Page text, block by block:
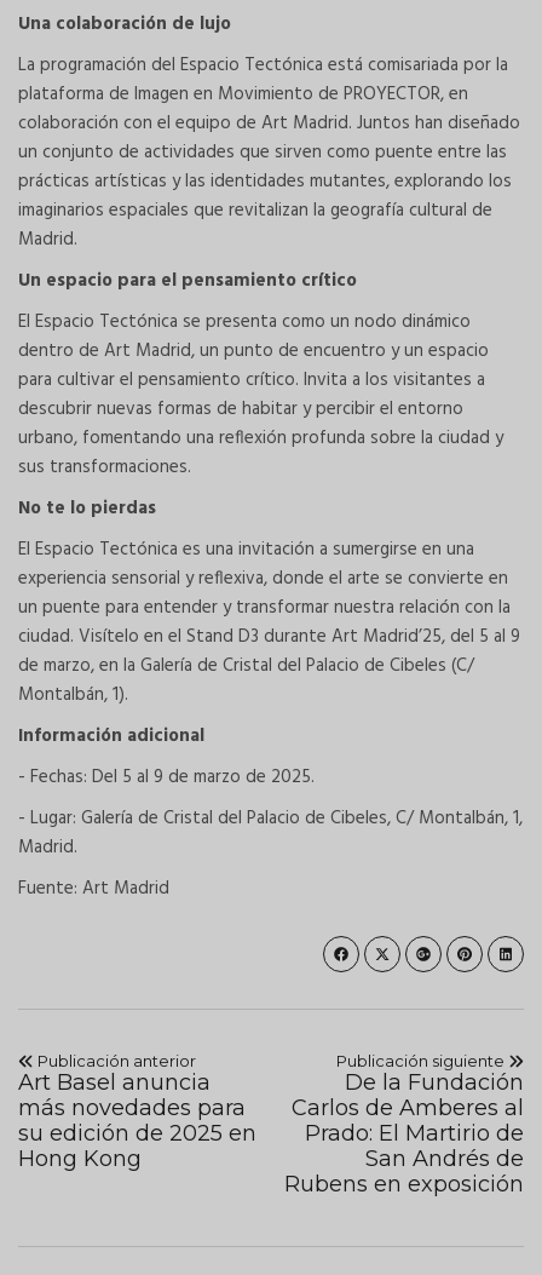
Una colaboración de lujo
La programación del Espacio Tectónica está comisariada por la
plataforma de Imagen en Movimiento de PROYECTOR, en
colaboración con el equipo de Art Madrid. Juntos han diseñado
un conjunto de actividades que sirven como puente entre las
prácticas artísticas y las identidades mutantes, explorando los
imaginarios espaciales que revitalizan la geografía cultural de
Madrid.
Un espacio para el pensamiento crítico
El Espacio Tectónica se presenta como un nodo dinámico
dentro de Art Madrid, un punto de encuentro y un espacio
para cultivar el pensamiento crítico. Invita a los visitantes a
descubrir nuevas formas de habitar y percibir el entorno
urbano, fomentando una reflexión profunda sobre la ciudad y
sus transformaciones.
No te lo pierdas
El Espacio Tectónica es una invitación a sumergirse en una
experiencia sensorial y reflexiva, donde el arte se convierte en
un puente para entender y transformar nuestra relación con la
ciudad. Visítelo en el Stand D3 durante Art Madrid’25, del 5 al 9
de marzo, en la Galería de Cristal del Palacio de Cibeles (C/
Montalbán, 1).
Información adicional
- Fechas: Del 5 al 9 de marzo de 2025.
- Lugar: Galería de Cristal del Palacio de Cibeles, C/ Montalbán, 1,
Madrid.
Fuente: Art Madrid
Publicación anterior
Art Basel anuncia
más novedades para
su edición de 2025 en
Hong Kong
Publicación siguiente
De la Fundación
Carlos de Amberes al
Prado: El Martirio de
San Andrés de
Rubens en exposición